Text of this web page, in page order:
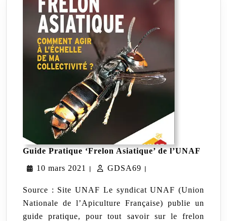
Guide Pratique ‘Frelon Asiatique’ de l’UNAF
de
10 mars 2021
10
| GDSA69 GDSA69
|
Source : Site UNAF Le syndicat UNAF (Union
Nationale de l’Apiculture Française) publie un
guide pratique, pour tout savoir sur le frelon